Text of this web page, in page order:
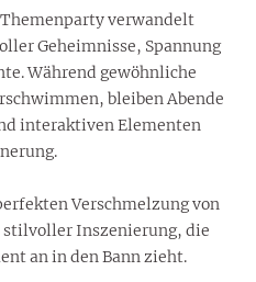
verwandelt
Geheimnisse, Spannung
Während gewöhnliche
bleiben Abende
interaktiven Elementen
Verschmelzung von
stilvoller Inszenierung, die
an in den Bann zieht.